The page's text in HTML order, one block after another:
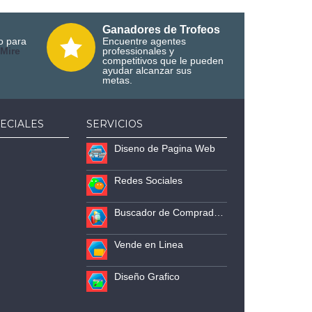
para
Mire
Ganadores de Trofeos
Encuentre agentes
professionales y
competitivos que le pueden
ayudar alcanzar sus
metas.
SERVICIOS
Diseno de Pagina Web
Redes Sociales
Vende en Linea
Diseño Grafico